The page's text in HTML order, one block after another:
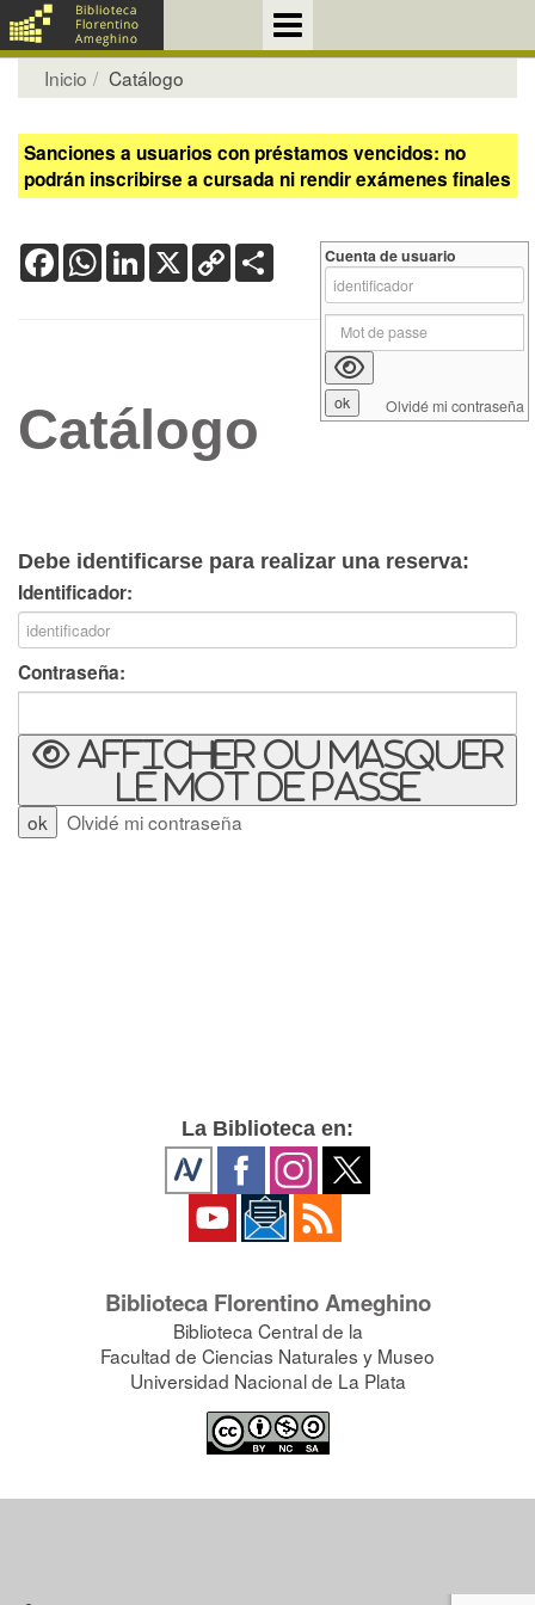
Inicio Catálogo
Sanciones a usuarios con préstamos vencidos: no
podrán inscribirse a cursada ni rendir exámenes finales
FacebookWhatsApp
LinkedIn
X Copy
Link
Catálogo
Debe identificarse para realizar una reserva:
Identificador:
Contraseña:
Afficher ou masquer
le mot de passe
Olvidé mi contraseña
Cuenta de usuario
Olvidé mi contraseña
La Biblioteca en:
Biblioteca Florentino Ameghino
Biblioteca Central de la
Facultad de Ciencias Naturales y Museo
Universidad Nacional de La Plata